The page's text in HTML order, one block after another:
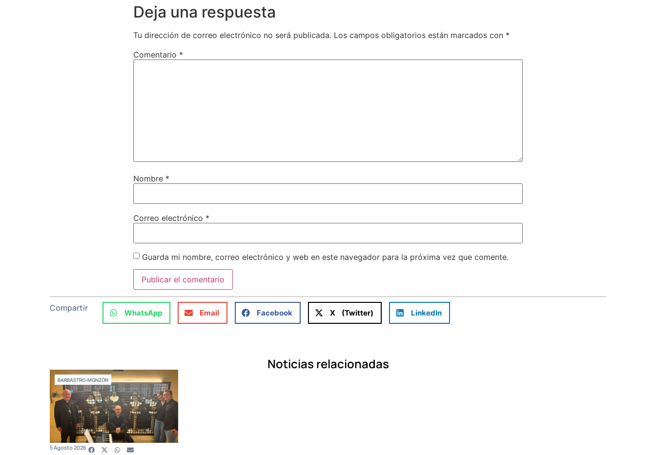
Deja una respuesta
Tu dirección de correo electrónico no será publicada. Los campos obligatorios están marcados con *
Comentario *
Nombre *
Correo electrónico *
Guarda mi nombre, correo electrónico y web en este navegador para la próxima vez que comente.
Compartir WhatsApp Email Facebook X (Twitter) LinkedIn
Noticias relacionadas
BARBASTRO-MONZÓN
5 Agosto 2026